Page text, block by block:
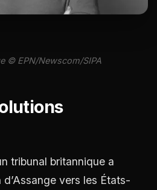
© EPN/Newscom/SIPA
tribunal britannique a
d’Assange vers les États-